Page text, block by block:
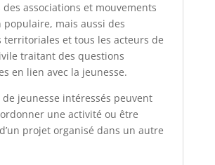
associations et mouvements
populaire, mais aussi des
territoriales et tous les acteurs de
traitant des questions
en lien avec la jeunesse.
de jeunesse intéressés peuvent
une activité ou être
projet organisé dans un autre